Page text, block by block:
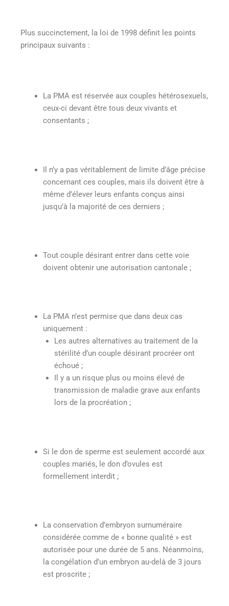
Plus succinctement, la loi de 1998 définit les points
principaux suivants :
La PMA est réservée aux couples hétérosexuels,
ceux-ci devant être tous deux vivants et
consentants ;
Il n’y a pas véritablement de limite d’âge précise
concernant ces couples, mais ils doivent être à
même d’élever leurs enfants conçus ainsi
jusqu’à la majorité de ces derniers ;
Tout couple désirant entrer dans cette voie
doivent obtenir une autorisation cantonale ;
La PMA n’est permise que dans deux cas
uniquement :
Les autres alternatives au traitement de la
stérilité d’un couple désirant procréer ont
échoué ;
Il y a un risque plus ou moins élevé de
transmission de maladie grave aux enfants
lors de la procréation ;
Si le don de sperme est seulement accordé aux
couples mariés, le don d’ovules est
formellement interdit ;
La conservation d’embryon surnuméraire
considérée comme de « bonne qualité » est
autorisée pour une durée de 5 ans. Néanmoins,
la congélation d’un embryon au-delà de 3 jours
est proscrite ;